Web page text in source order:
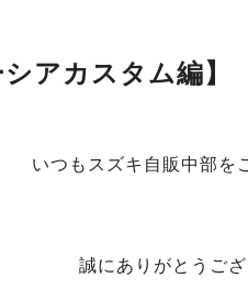
アカスタム編】
いつもスズキ自販中部を
誠にありがとうご